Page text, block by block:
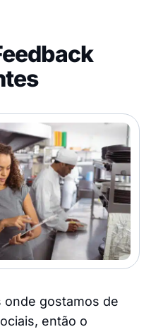
onde gostamos de
então o